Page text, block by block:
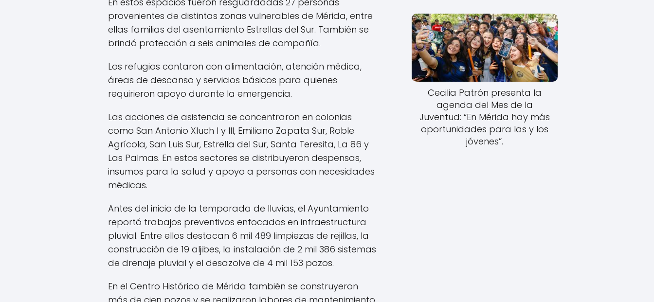
provenientes de distintas zonas vulnerables de Mérida, entre
ellas familias del asentamiento Estrellas del Sur. También se
brindó protección a seis animales de compañía.
Los refugios contaron con alimentación, atención médica,
áreas de descanso y servicios básicos para quienes
requirieron apoyo durante la emergencia.
Las acciones de asistencia se concentraron en colonias
como San Antonio Xluch I y III, Emiliano Zapata Sur, Roble
Agrícola, San Luis Sur, Estrella del Sur, Santa Teresita, La 86 y
Las Palmas. En estos sectores se distribuyeron despensas,
insumos para la salud y apoyo a personas con necesidades
médicas.
Antes del inicio de la temporada de lluvias, el Ayuntamiento
reportó trabajos preventivos enfocados en infraestructura
pluvial. Entre ellos destacan 6 mil 489 limpiezas de rejillas, la
construcción de 19 aljibes, la instalación de 2 mil 386 sistemas
de drenaje pluvial y el desazolve de 4 mil 153 pozos.
En el Centro Histórico de Mérida también se construyeron
Cecilia Patrón presenta la
agenda del Mes de la
Juventud: “En Mérida hay más
oportunidades para las y los
jóvenes”.